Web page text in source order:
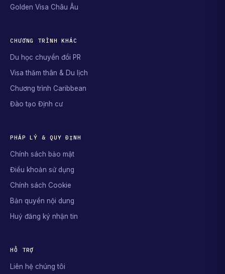
Golden Visa Châu Âu
CHƯƠNG TRÌNH KHÁC
Du học chuyển đổi PR
Visa thăm thân & Du lịch
Chương trình Caribbean
Đào tạo Định cư
PHÁP LÝ & QUY ĐỊNH
Chính sách bảo mật
Điều khoản sử dụng
Chính sách Cookie
Bản quyền nội dung
Huỷ đăng ký nhận tin
HỖ TRỢ
Liên hệ chúng tôi